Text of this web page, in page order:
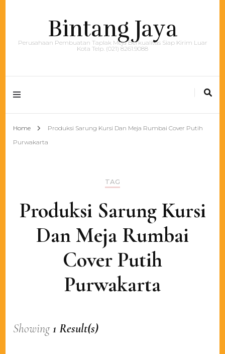
Bintang Jaya
Perusahaan Pembuatan Taplak Meja Berkualitas Siap Kirim Luar
Kota Telp. (021) 8261.9088
Home
Produksi Sarung Kursi Dan Meja Rumbai Cover Putih
Purwakarta
TAG
Produksi Sarung Kursi
Dan Meja Rumbai
Cover Putih
Purwakarta
Showing1 Result(s)